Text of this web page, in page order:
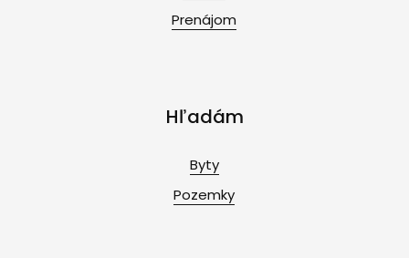
Prenájom
Hľadám
Byty
Pozemky